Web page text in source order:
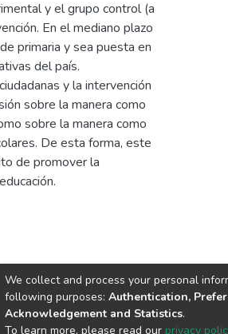
y el grupo control (a
En el mediano plazo
primaria y sea puesta en
del país.
y la intervención
sobre la manera como
sobre la manera como
De esta forma, este
de promover la
We collect and process your personal
following purposes: Authentication,
Acknowledgement and Statistics.
To learn more, please read our privacy